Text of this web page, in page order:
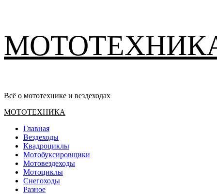
содержимому
Всё о мототехнике и вездеходах
Основное
МОТОТЕХНИКА
Главная
Вездеходы
Квадроциклы
Мотобуксировщики
Мотовездеходы
Мотоциклы
Снегоходы
Разное